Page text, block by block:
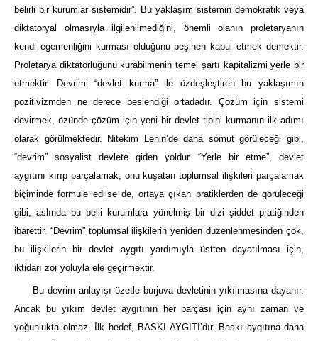
belirli bir kurumlar sistemidir”. Bu yaklaşım sistemin demokratik veya
diktatoryal olmasıyla ilgilenilmediğini, önemli olanın proletaryanın
kendi egemenliğini kurması olduğunu peşinen kabul etmek demektir.
Proletarya diktatörlüğünü kurabilmenin temel şartı kapitalizmi yerle bir
etmektir. Devrimi “devlet kurma” ile özdeşleştiren bu yaklaşımın
pozitivizmden ne derece beslendiği ortadadır. Çözüm için sistemi
devirmek, özünde çözüm için yeni bir devlet tipini kurmanın ilk adımı
olarak görülmektedir. Nitekim Lenin’de daha somut görüleceği gibi,
“devrim” sosyalist devlete giden yoldur. “Yerle bir etme”, devlet
aygıtını kırıp parçalamak, onu kuşatan toplumsal ilişkileri parçalamak
biçiminde formüle edilse de, ortaya çıkan pratiklerden de görüleceği
gibi, aslında bu belli kurumlara yönelmiş bir dizi şiddet pratiğinden
ibarettir. “Devrim” toplumsal ilişkilerin yeniden düzenlenmesinden çok,
bu ilişkilerin bir devlet aygıtı yardımıyla üstten dayatılması için,
iktidarı zor yoluyla ele geçirmektir.
Bu devrim anlayışı özetle burjuva devletinin yıkılmasına dayanır.
Ancak bu yıkım devlet aygıtının her parçası için aynı zaman ve
yoğunlukta olmaz. İlk hedef, BASKI AYGITI’dır. Baskı aygıtına daha